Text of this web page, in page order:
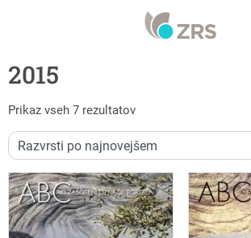
2015
Prikaz vseh 7 rezultatovRazvrščeno po datumu